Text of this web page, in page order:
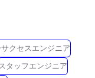
クセスエンジニア
スタッフエンジニア